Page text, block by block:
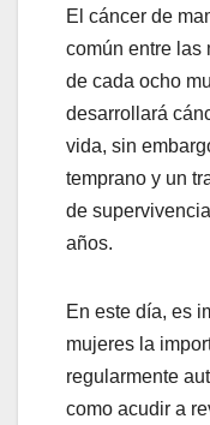
El cáncer de
común entre las
de cada ocho
desarrollará
vida, sin
temprano y un
de
años.
En este día, es
mujeres la
regularmente
como acudir a